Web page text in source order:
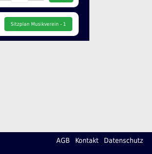
Sitzplan Musikverein - 1
AGB Kontakt Datenschutz